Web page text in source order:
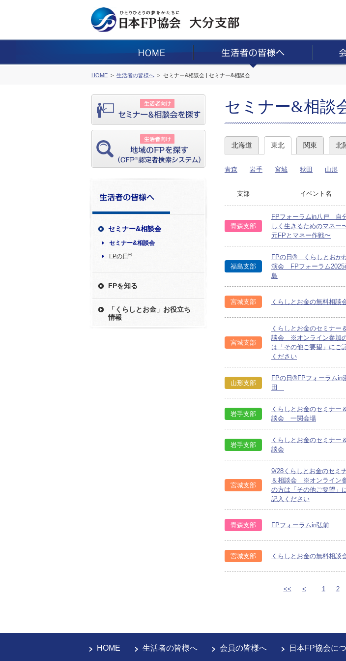
HOME 生活者の皆様へ セミナー&相談会 | セミナー&相談会
セミナー&相談会
セミナー&相談会
FPの日 ®
FPを知る
「くらしとお金」お役立ち
情報
セミナー&相談
北海道 東北 関東 北
青森 岩手 宮城 秋田 山形
支部 イベント名
青森支部
FPフォーラムin八戸 自
しく生きるためのマネー
元FPとマネー作戦〜
福島支部
FPの日® くらしとおか
演会 FPフォーラム
島
宮城支部 くらしとお金の無料相談
宮城支部
くらしとお金のセミナー
談会 ※オンライン参加
は「その他ご要望」にご
ください
山形支部
FPの日®FPフォーラムin
田
岩手支部
くらしとお金のセミナー
談会 一関会場
岩手支部
くらしとお金のセミナー
談会
宮城支部
9/28くらしとお金のセミ
＆相談会 ※オンライン
の方は「その他ご要望」
記入ください
青森支部 FPフォーラムin弘前
宮城支部 くらしとお金の無料相談
<< < 1 2
HOME 生活者の皆様へ 会員の皆様へ 日本FP協会に